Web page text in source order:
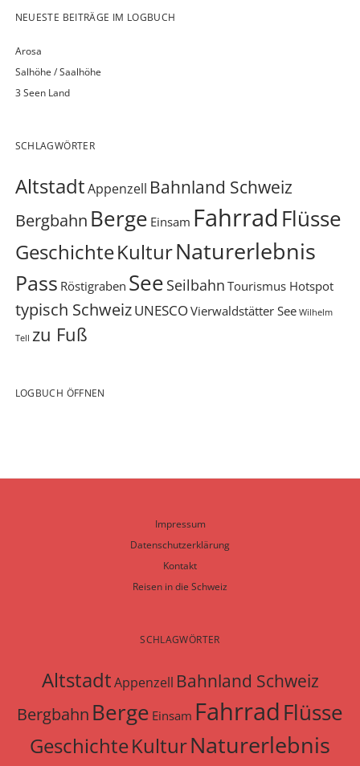
NEUESTE BEITRÄGE IM LOGBUCH
Arosa
Salhöhe / Saalhöhe
3 Seen Land
SCHLAGWÖRTER
AltstadtAppenzell Bahnland Schweiz
Bergbahn Berge Einsam FahrradFlüsse
GeschichteKulturNaturerlebnis
Pass Röstigraben See Seilbahn Tourismus Hotspot
typisch SchweizUNESCOVierwaldstätter See Wilhelm
Tell zu Fuß
LOGBUCH ÖFFNEN
Impressum
Datenschutzerklärung
Kontakt
Reisen in die Schweiz
SCHLAGWÖRTER
AltstadtAppenzell Bahnland Schweiz
Bergbahn Berge Einsam FahrradFlüsse
GeschichteKulturNaturerlebnis